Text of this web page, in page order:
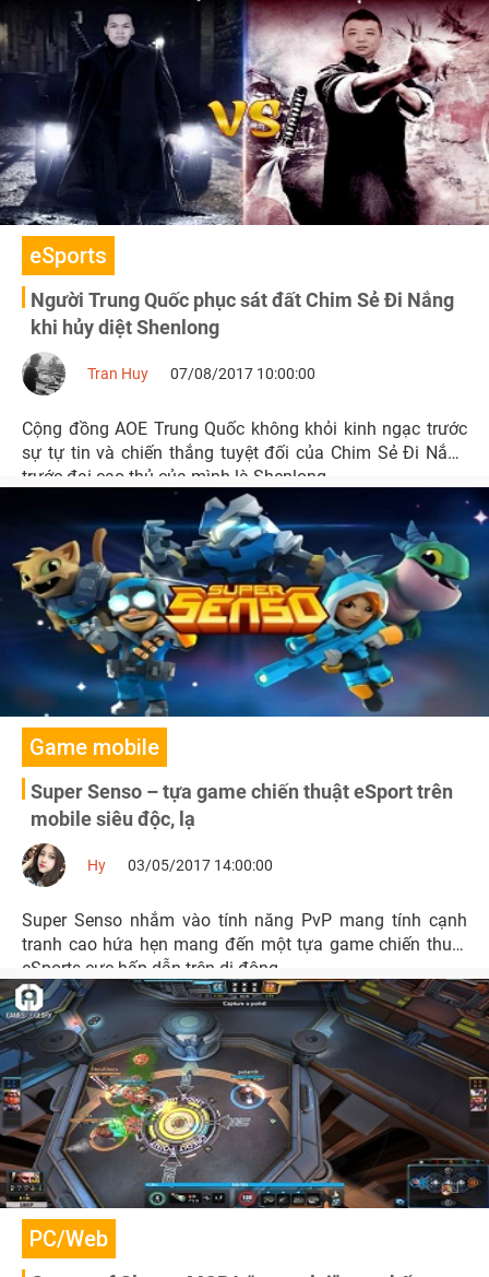
eSports
Người Trung Quốc phục sát đất Chim Sẻ Đi Nắng
khi hủy diệt Shenlong
Tran Huy 07/08/2017 10:00:00
Cộng đồng AOE Trung Quốc không khỏi kinh ngạc trước
sự tự tin và chiến thắng tuyệt đối của Chim Sẻ Đi Nắng
trước đại cao thủ của mình là Shenlong.
Game mobile
Super Senso – tựa game chiến thuật eSport trên
mobile siêu độc, lạ
Hy 03/05/2017 14:00:00
Super Senso nhắm vào tính năng PvP mang tính cạnh
tranh cao hứa hẹn mang đến một tựa game chiến thuật
eSports cực hấp dẫn trên di động.
PC/Web